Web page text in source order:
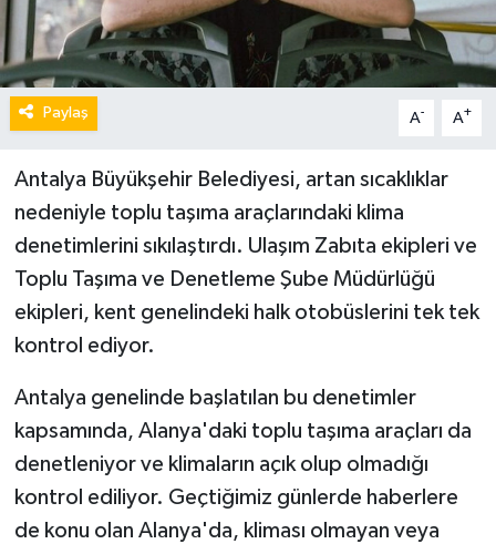
Paylaş A- A+
Antalya Büyükşehir Belediyesi, artan sıcaklıklar
nedeniyle toplu taşıma araçlarındaki klima
denetimlerini sıkılaştırdı. Ulaşım Zabıta ekipleri ve
Toplu Taşıma ve Denetleme Şube Müdürlüğü
ekipleri, kent genelindeki halk otobüslerini tek tek
kontrol ediyor.
Antalya genelinde başlatılan bu denetimler
kapsamında, Alanya'daki toplu taşıma araçları da
denetleniyor ve klimaların açık olup olmadığı
kontrol ediliyor. Geçtiğimiz günlerde haberlere
de konu olan Alanya'da, kliması olmayan veya